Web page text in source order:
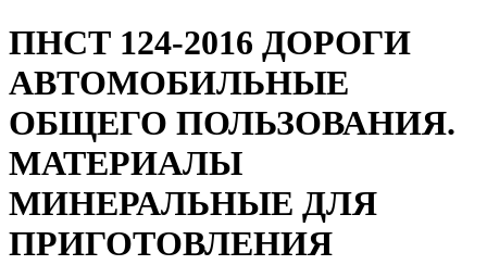
ПНСТ 124-2016 ДОРОГИ
АВТОМОБИЛЬНЫЕ
ОБЩЕГО ПОЛЬЗОВАНИЯ.
МАТЕРИАЛЫ
МИНЕРАЛЬНЫЕ ДЛЯ
ПРИГОТОВЛЕНИЯ